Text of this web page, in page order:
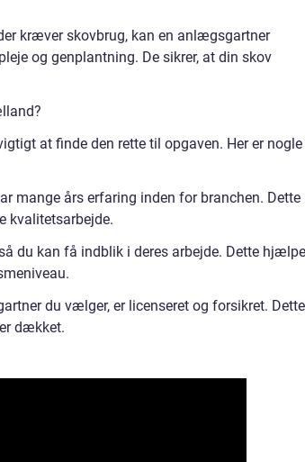
kræver skovbrug, kan en anlægsgartner
og genplantning. De sikrer, at din skov
at finde den rette til opgaven. Her er nogle
mange års erfaring inden for branchen. Dette
kvalitetsarbejde.
du kan få indblik i deres arbejde. Dette
du vælger, er licenseret og forsikret. Dette
dækket.